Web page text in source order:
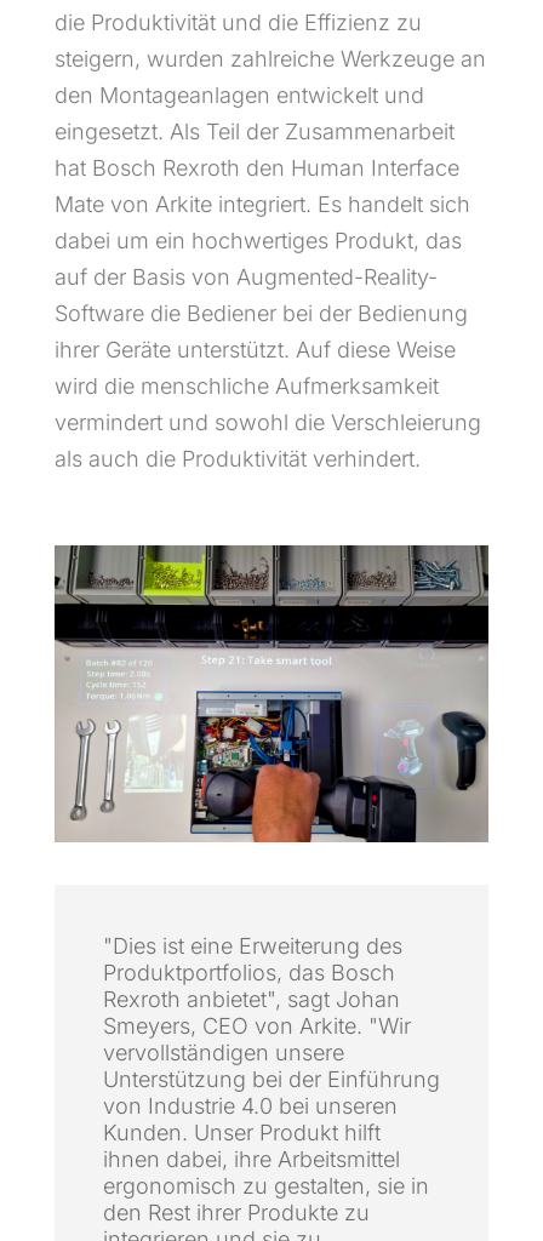
die Produktivität und die Effizienz zu
steigern, wurden zahlreiche Werkzeuge an
den Montageanlagen entwickelt und
eingesetzt. Als Teil der Zusammenarbeit
hat Bosch Rexroth den Human Interface
Mate von Arkite integriert. Es handelt sich
dabei um ein hochwertiges Produkt, das
auf der Basis von Augmented-Reality-
Software die Bediener bei der Bedienung
ihrer Geräte unterstützt. Auf diese Weise
wird die menschliche Aufmerksamkeit
vermindert und sowohl die Verschleierung
als auch die Produktivität verhindert.
"Dies ist eine Erweiterung des
Produktportfolios, das Bosch
Rexroth anbietet", sagt Johan
Smeyers, CEO von Arkite. "Wir
vervollständigen unsere
Unterstützung bei der Einführung
von Industrie 4.0 bei unseren
Kunden. Unser Produkt hilft
ihnen dabei, ihre Arbeitsmittel
ergonomisch zu gestalten, sie in
den Rest ihrer Produkte zu